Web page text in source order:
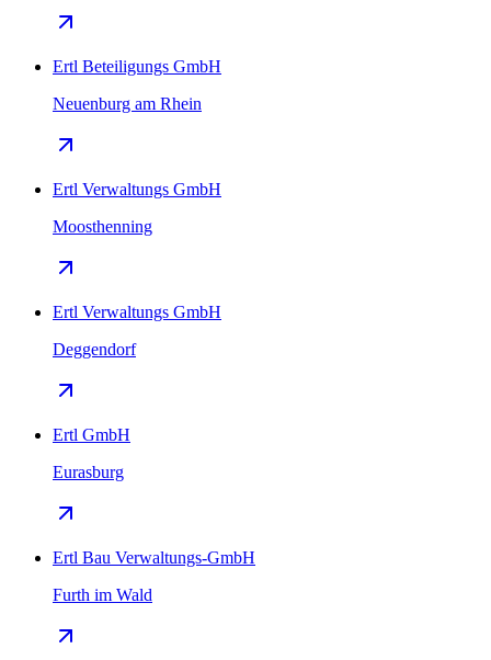
Ertl Beteiligungs GmbH
Neuenburg am Rhein
Ertl Verwaltungs GmbH
Moosthenning
Ertl Verwaltungs GmbH
Deggendorf
Ertl GmbH
Eurasburg
Ertl Bau Verwaltungs-GmbH
Furth im Wald